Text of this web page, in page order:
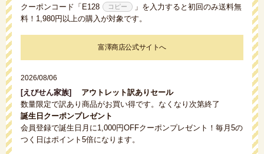
クーポンコード「E128
」を入力すると初回のみ送料無
料！1,980円以上の購入が対象です。
富澤商店公式サイトへ
2026/08/06
[えびせん家族]
アウトレット訳ありセール
数量限定で訳あり商品がお買い得です。なくなり次第終了
誕生日クーポンプレゼント
会員登録で誕生日月に1,000円OFFクーポンプレゼント！毎月5の
つく日はポイント5倍になります。